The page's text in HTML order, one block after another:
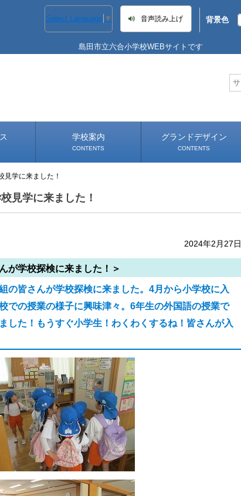
Select Language ▼ 音声読み上げ 背景色
島田市立六合小学校WEBサイトです
学校案内
CONTENTS
学校長あいさつ
学校へのアクセス
グランドデザイン
CONTENTS
見学に来ました！
見学に来ました！
2024年2月27日
が学校探検に来ました！＞
皆さんが学校探検に来ました。4月から小学校に入
での授業の様子に興味津々。6年生の外国語の授業で
した！もうすぐ小学生！わくわくするね！皆さんが入